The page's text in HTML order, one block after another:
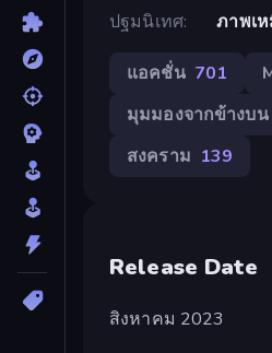
ปฐมนิเทศ
ภาพเ
แอคชั่น 701
มุมมองจากข้างบน
สงคราม 139
Release Date
สิงหาคม 2023